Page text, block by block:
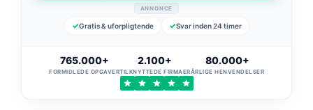
ANNONCE
Gratis & uforpligtende Svar inden 24 timer
765.000+
FORMIDLEDE OPGAVER
2.100+
TILKNYTTEDE FIRMAER
80.000+
ÅRLIGE HENVENDELSER